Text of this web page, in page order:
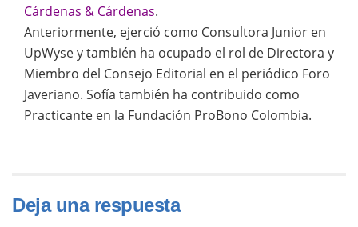
Cárdenas & Cárdenas.
Anteriormente, ejerció como Consultora Junior en
UpWyse y también ha ocupado el rol de Directora y
Miembro del Consejo Editorial en el periódico Foro
Javeriano. Sofía también ha contribuido como
Practicante en la Fundación ProBono Colombia.
Deja una respuesta